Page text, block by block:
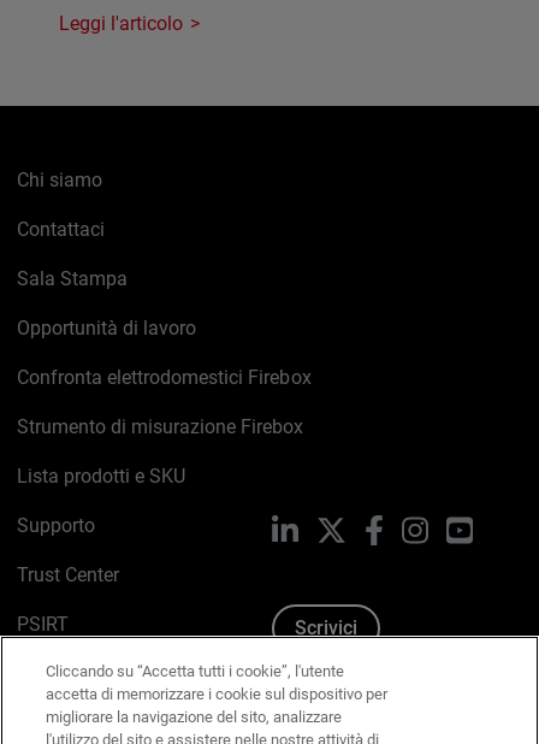
Leggi l'articolo
Chi siamo
Contattaci
Sala Stampa
Opportunità di lavoro
Confronta elettrodomestici Firebox
Strumento di misurazione Firebox
Lista prodotti e SKU
Supporto
Trust Center
PSIRT
Politica sui cookie
Informativa sulla privacy
LinkedIn FacebookInstagram
Scrivici
Cliccando su “Accetta tutti i cookie”, l'utente
accetta di memorizzare i cookie sul dispositivo per
migliorare la navigazione del sito, analizzare
l'utilizzo del sito e assistere nelle nostre attività di